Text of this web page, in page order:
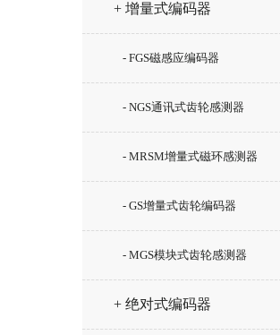
+ 增量式编码器
- FGS磁感应编码器
- NGS通讯式齿轮感测器
- MRSM增量式磁环感测器
- GS增量式齿轮编码器
- MGS模块式齿轮感测器
+ 绝对式编码器